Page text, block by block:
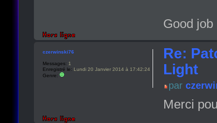
Good job
Re:
Light
par
Merci
czerwinski76
Messages: 1
Enregistré le: Lundi 20 Janvier 2014 à 17:42:24
Genre: